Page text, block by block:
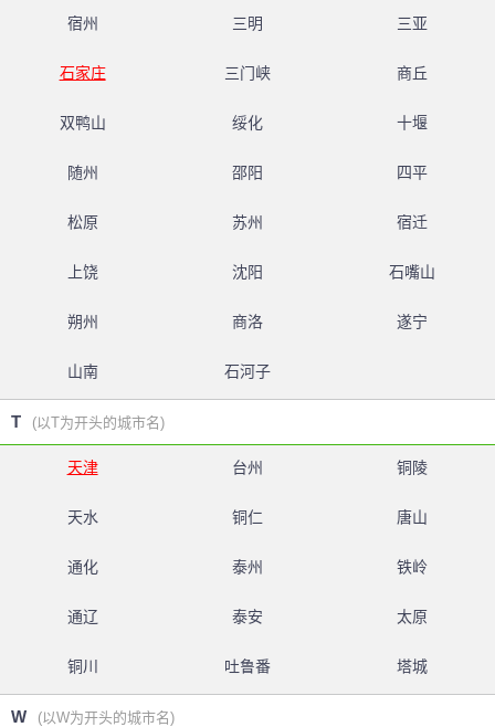
宿州 三明 三亚
石家庄 三门峡 商丘
双鸭山 绥化 十堰
随州 邵阳 四平
松原 苏州 宿迁
上饶 沈阳 石嘴山
朔州 商洛 遂宁
山南 石河子
T (以T为开头的城市名)
天津 台州 铜陵
天水 铜仁 唐山
通化 泰州 铁岭
通辽 泰安 太原
铜川 吐鲁番 塔城
W (以W为开头的城市名)